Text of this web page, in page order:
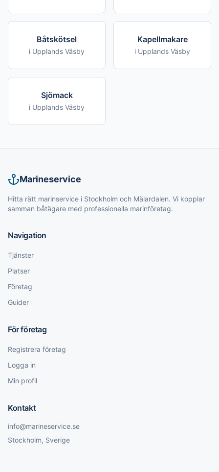
Båtskötsel
i Upplands Väsby
Kapellmakare
i Upplands Väsby
Sjömack
i Upplands Väsby
Marineservice
Hitta rätt marinservice i Stockholm och Mälardalen. Vi kopplar
samman båtägare med professionella marinföretag.
Navigation
Tjänster
Platser
Företag
Guider
För företag
Registrera företag
Logga in
Min profil
Kontakt
info@marineservice.se
Stockholm, Sverige